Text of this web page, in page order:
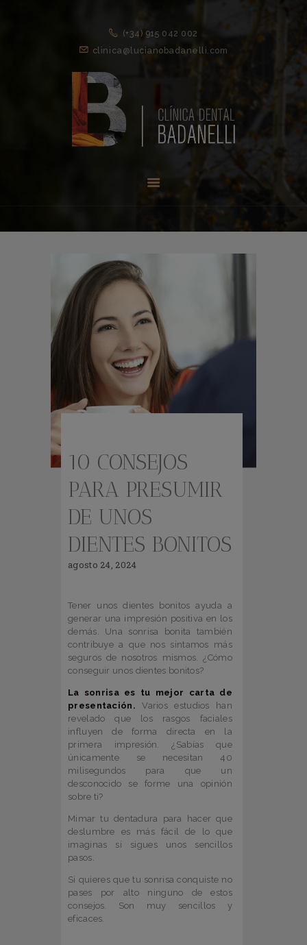
(+34) 915 042 002
clinica@lucianobadanelli.com
EQUIPO
NOVEDADES
CONTACTO
10 CONSEJOS
PARA PRESUMIR
DE UNOS
DIENTES BONITOS
agosto 24, 2024
Tener unos dientes bonitos ayuda a
generar una impresión positiva en los
demás. Una sonrisa bonita también
contribuye a que nos sintamos más
seguros de nosotros mismos. ¿Cómo
conseguir unos dientes bonitos?
La sonrisa es tu mejor carta de
presentación . Varios estudios han
revelado que los rasgos faciales
influyen de forma directa en la
primera impresión.¿Sabías que
únicamente se necesitan 40
milisegundos para que un
desconocido se forme una opinión
sobre ti?
Mimar tu dentadura para hacer que
deslumbre es más fácil de lo que
imaginas si sigues unos sencillos
pasos.
Si quieres que tu sonrisa conquiste no
pases por alto ninguno de estos
consejos. Son muy sencillos y
eficaces.